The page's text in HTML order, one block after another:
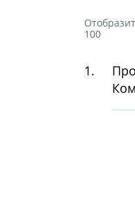
100
1.